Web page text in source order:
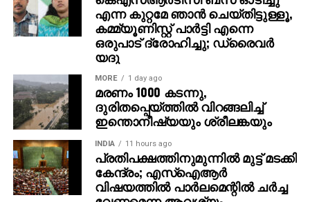
എന്ന കുറ്റമേ ഞാന്‍ ചെയ്തിട്ടുള്ളൂ,
കമ്മ്യൂണിസ്റ്റ് പാര്‍ട്ടി എന്നെ
ഒരുപാട് ദ്രോഹിച്ചു; ഡ്രൈവര്‍
യദു
MORE 1 day ago
മരണം 1000 കടന്നു,
ദുരിതപ്പെയ്ത്തിൽ വിറങ്ങലിച്ച്
ഇന്തൊനീഷ്യയും ശ്രീലങ്കയും
INDIA 11 hours ago
പ്രതിപക്ഷത്തിനുമുന്നില്‍ മുട്ട് മടക്കി
കേന്ദ്രം; എസ്ഐആർ
വിഷയത്തിൽ പാർലമെന്റിൽ ചർച്ച